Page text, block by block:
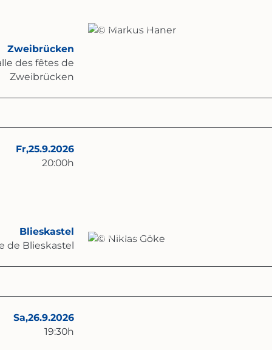
Zweibrücken
des fêtes de
Zweibrücken
© Markus Haner
Fr,25.9.2026
20:00h
Blieskastel
de Blieskastel
© Niklas Göke
Sa,26.9.2026
19:30h